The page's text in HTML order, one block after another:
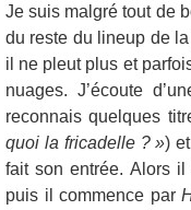
Je suis malgré tout de
du reste du lineup de
il ne pleut plus et
nuages. J’écoute
reconnais quelques
quoi la fricadelle ? »)
fait son entrée. Alors
puis il commence par